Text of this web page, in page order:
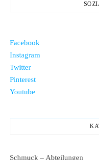
Facebook
Instagram
Twitter
Pinterest
Youtube
Schmuck – Abteilungen